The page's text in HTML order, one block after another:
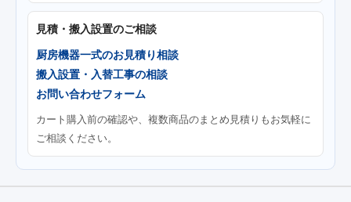
見積・搬入設置のご相談
厨房機器一式のお見積り相談
搬入設置・入替工事の相談
お問い合わせフォーム
カート購入前の確認や、複数商品のまとめ見積りもお気軽に
ご相談ください。